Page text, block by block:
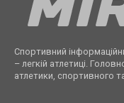
Спортивний
– легкій атлетиці.
атлетики, спортивного